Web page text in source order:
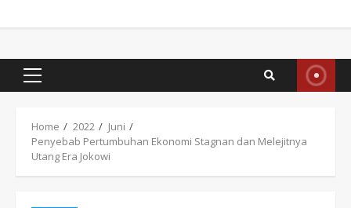
Primary
Home 2022
Juni
Penyebab Pertumbuhan Ekonomi Stagnan dan Melejitnya
Utang Era Jokowi